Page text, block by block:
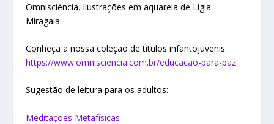
Omnisciência. Ilustrações em aquarela de Ligia
Miragaia.
Conheça a nossa coleção de títulos infantojuvenis:
https://www.omnisciencia.com.br/educacao-para-paz
Sugestão de leitura para os adultos:
Meditações Metafísicas